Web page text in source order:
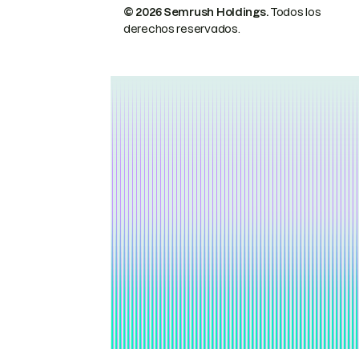
© 2026 Semrush Holdings.Todos los
derechos reservados.